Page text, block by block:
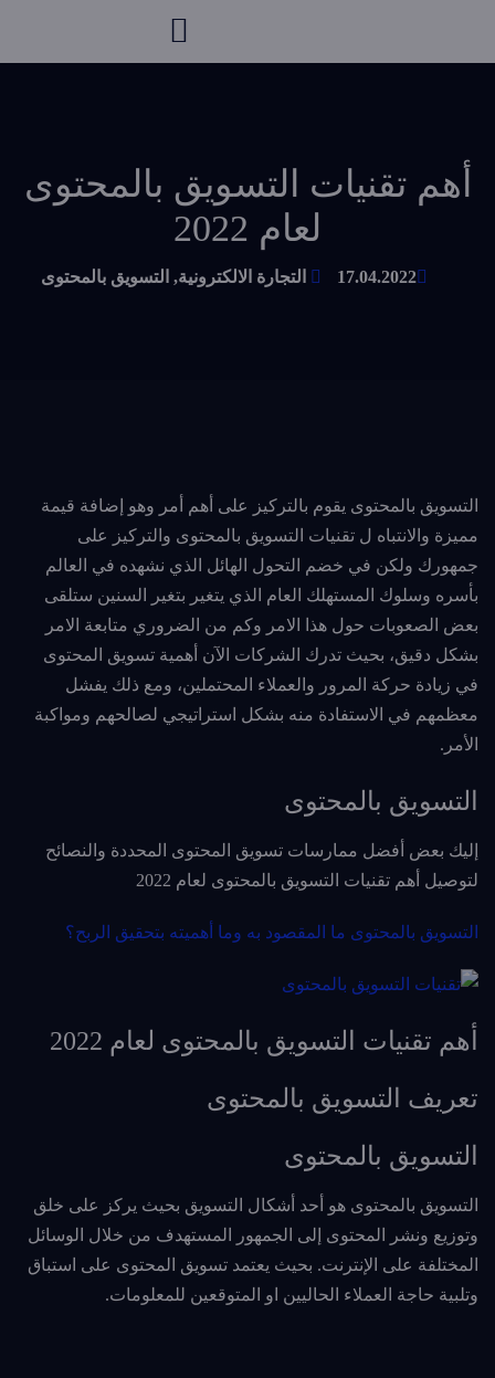
أهم تقنيات التسويق بالمحتوى
لعام 2022
17.04.2022 التجارة الالكترونية, التسويق بالمحتوى
التسويق بالمحتوى يقوم بالتركيز على أهم أمر وهو إضافة قيمة
مميزة والانتباه ل تقنيات التسويق بالمحتوى والتركيز على
جمهورك ولكن في خضم التحول الهائل الذي نشهده في العالم
بأسره وسلوك المستهلك العام الذي يتغير بتغير السنين ستلقى
بعض الصعوبات حول هذا الامر وكم من الضروري متابعة الامر
بشكل دقيق، بحيث تدرك الشركات الآن أهمية تسويق المحتوى
في زيادة حركة المرور والعملاء المحتملين، ومع ذلك يفشل
معظمهم في الاستفادة منه بشكل استراتيجي لصالحهم ومواكبة
الأمر.
التسويق بالمحتوى
إليك بعض أفضل ممارسات تسويق المحتوى المحددة والنصائح
لتوصيل أهم تقنيات التسويق بالمحتوى لعام 2022
التسويق بالمحتوى ما المقصود به وما أهميته بتحقيق الربح؟
أهم تقنيات التسويق بالمحتوى لعام 2022
تعريف التسويق بالمحتوى
التسويق بالمحتوى
التسويق بالمحتوى هو أحد أشكال التسويق بحيث يركز على خلق
وتوزيع ونشر المحتوى إلى الجمهور المستهدف من خلال الوسائل
المختلفة على الإنترنت. بحيث يعتمد تسويق المحتوى على استباق
وتلبية حاجة العملاء الحاليين او المتوقعين للمعلومات.